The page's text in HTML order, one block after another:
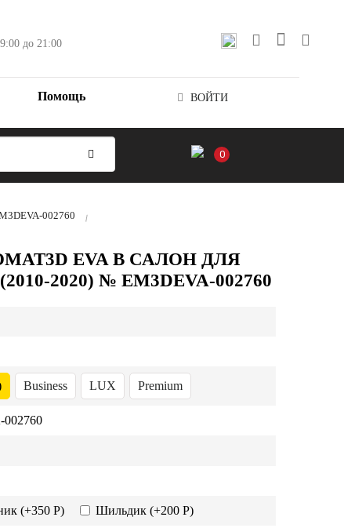
до 21:00
Помощь ВОЙТИ
0
002760
EVA В САЛОН ДЛЯ
2020) № EM3DEVA-002760
Business LUX Premium
(+350 Р) Шильдик (+200 Р)